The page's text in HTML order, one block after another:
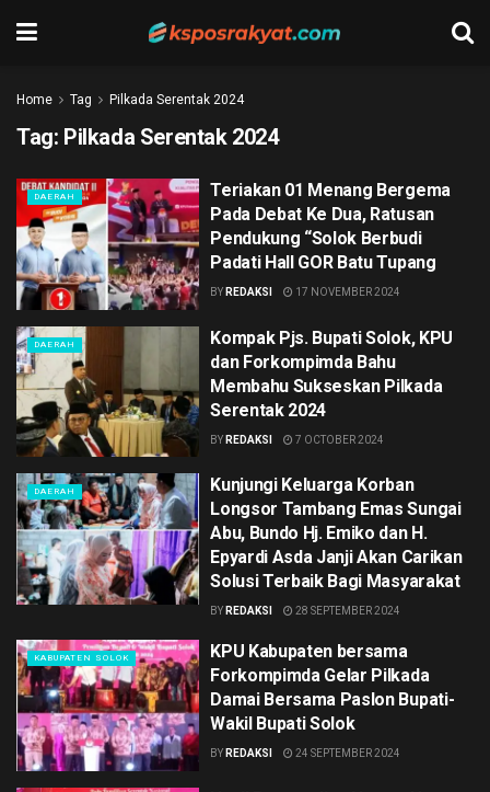
Home Tag Pilkada Serentak 2024
Tag: Pilkada Serentak 2024
DAERAH
Teriakan 01 Menang Bergema
Pada Debat Ke Dua, Ratusan
Pendukung “Solok Berbudi
Padati Hall GOR Batu Tupang
BY REDAKSI 17 NOVEMBER 2024
DAERAH
Kompak Pjs. Bupati Solok, KPU
dan Forkompimda Bahu
Membahu Sukseskan Pilkada
Serentak 2024
BY REDAKSI 7 OCTOBER 2024
DAERAH
Kunjungi Keluarga Korban
Longsor Tambang Emas Sungai
Abu, Bundo Hj. Emiko dan H.
Epyardi Asda Janji Akan Carikan
Solusi Terbaik Bagi Masyarakat
BY REDAKSI 28 SEPTEMBER 2024
KABUPATEN SOLOK
KPU Kabupaten bersama
Forkompimda Gelar Pilkada
Damai Bersama Paslon Bupati-
Wakil Bupati Solok
BY REDAKSI 24 SEPTEMBER 2024